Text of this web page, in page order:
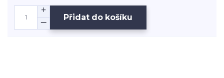
Přidat do košíku